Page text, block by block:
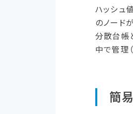
ハッシュ
のノード
分散台帳
中で管理
簡